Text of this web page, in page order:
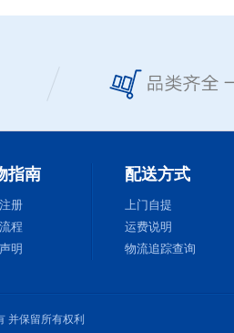
指南
册
程
明
配送方式
上门自提
运费说明
物流追踪查询
并保留所有权利